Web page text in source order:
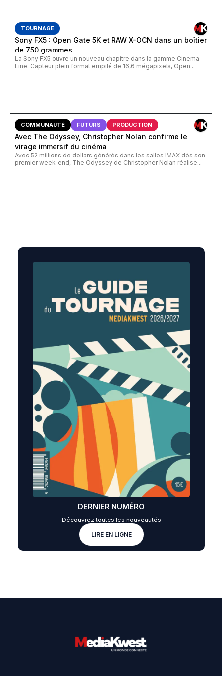
TOURNAGE
Sony FX5 : Open Gate 5K et RAW X-OCN dans un boîtier
de 750 grammes
La Sony FX5 ouvre un nouveau chapitre dans la gamme Cinema
Line. Capteur plein format empilé de 16,6 mégapixels, Open...
COMMUNAUTÉ FUTURS PRODUCTION
Avec The Odyssey, Christopher Nolan confirme le
virage immersif du cinéma
Avec 52 millions de dollars générés dans les salles IMAX dès son
premier week-end, The Odyssey de Christopher Nolan réalise...
DERNIER NUMÉRO
Découvrez toutes les nouveautés
LIRE EN LIGNE